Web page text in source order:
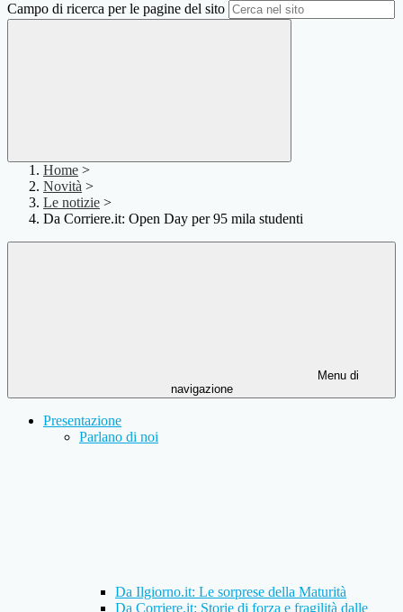
Campo di ricerca per le pagine del sito
Home >
Novità >
Le notizie >
Da Corriere.it: Open Day per 95 mila studenti
Menu di
navigazione
Presentazione
Parlano di noi
Da Ilgiorno.it: Le sorprese della Maturità
Da Corriere.it: Storie di forza e fragilità dalle